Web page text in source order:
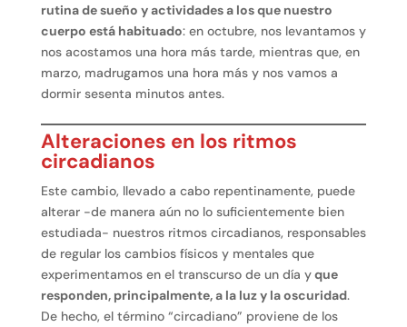
rutina de sueño y actividades a los que nuestro
cuerpo está habituado: en octubre, nos levantamos y
nos acostamos una hora más tarde, mientras que, en
marzo, madrugamos una hora más y nos vamos a
dormir sesenta minutos antes.
Alteraciones en los ritmos
circadianos
Este cambio, llevado a cabo repentinamente, puede
alterar -de manera aún no lo suficientemente bien
estudiada- nuestros ritmos circadianos, responsables
de regular los cambios físicos y mentales que
experimentamos en el transcurso de un día yque
responden, principalmente, a la luz y la oscuridad.
De hecho, el término “circadiano” proviene de los